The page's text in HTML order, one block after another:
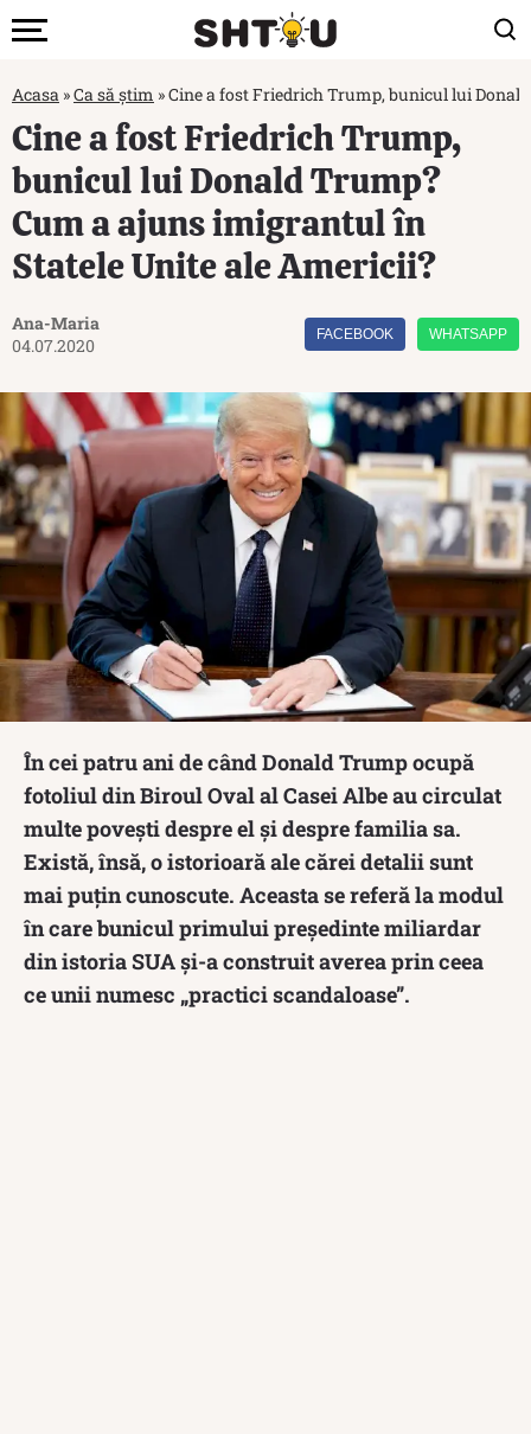
Acasa »Ca să știm »Cine a fost Friedrich Trump, bunicul lui
Cine a fost Friedrich Trump,
bunicul lui Donald Trump?
Cum a ajuns imigrantul în
Statele Unite ale Americii?
Ana-Maria
04.07.2020
FACEBOOK WHATSAPP
În cei patru ani de când Donald Trump ocupă
fotoliul din Biroul Oval al Casei Albe au circulat
multe povești despre el și despre familia sa.
Există, însă, o istorioară ale cărei detalii sunt
mai puțin cunoscute. Aceasta se referă la modul
în care bunicul primului președinte miliardar
din istoria SUA și-a construit averea prin ceea
ce unii numesc „practici scandaloase”.